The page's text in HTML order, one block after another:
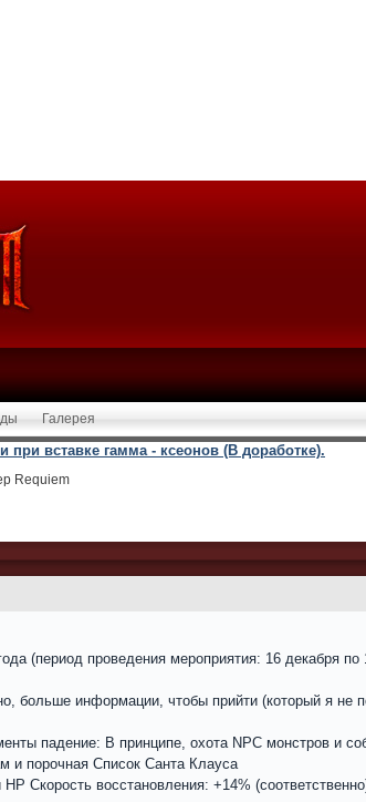
Галерея
вставке гамма - ксеонов (В доработке).
Requiem
(период проведения мероприятия: 16 декабря по
больше информации, чтобы прийти (который я не
падение: В принципе, охота NPC монстров и
и порочная Список Санта Клауса
Скорость восстановления: +14%